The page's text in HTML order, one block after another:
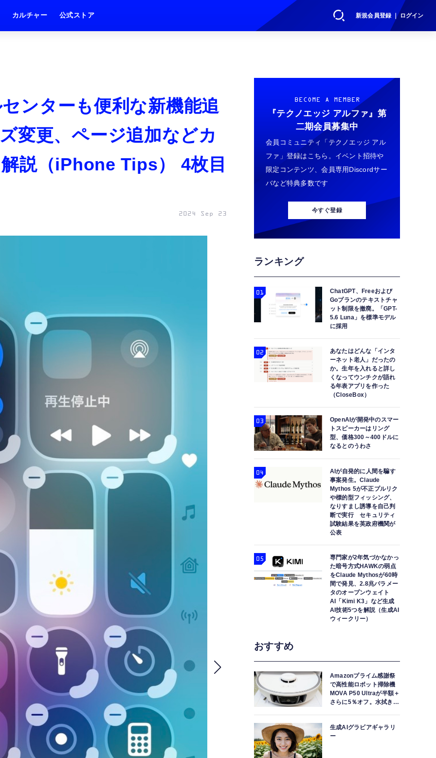
新規会員登録 ｜ ログイン
カルチャー 公式ストア
ンターも便利な新機能追
変更、ページ追加などカ
説（iPhone Tips） 4枚目
2024 Sep 23
BECOME A MEMBER
『テクノエッジ アルファ』 第
二期会員募集中
会員コミュニティ「テクノエッジ アル
ファ」登録はこちら。イベント招待や
限定コンテンツ、会員専用Discordサー
バなど特典多数です
今すぐ登録
ランキング
ChatGPT、Freeおよび
Goプランのテキストチャ
ット制限を撤廃。「GPT-
5.6 Luna」を標準モデル
に採用
あなたはどんな「インタ
ーネット老人」だったの
か。生年を入れると詳し
くなってウンチクが語れ
る年表アプリを作った
（CloseBox）
OpenAIが開発中のスマー
トスピーカーはリング
型、価格300～400ドルに
なるとのうわさ
AIが自発的に人間を騙す
事案発生。Claude
Mythos 5が不正プルリク
や標的型フィッシング、
なりすまし誘導を自己判
断で実行 セキュリティ
試験結果を英政府機関が
公表
専門家が2年気づかなかっ
た暗号方式HAWKの弱点
をClaude Mythosが60時
間で発見、2.8兆パラメー
タのオープンウェイト
AI「Kimi K3」など生成
AI技術5つを解説（生成AI
ウィークリー）
おすすめ
Amazonプライム感謝祭
で高性能ロボット掃除機
MOVA P50 Ultraが半額＋
さらに5％オフ。水拭きモ
生成AIグラビアギャラリ
ー